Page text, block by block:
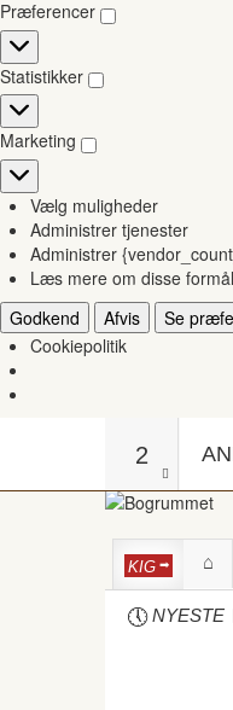
Præferencer
Præferencer
Statistikker
Statistikker
Marketing
Marketing
Vælg muligheder
Administrer tjenester
Administrer
Læs mere om disse formål
Godkend
Afvis Se
Cookiepolitik
2
KIG
NYESTE